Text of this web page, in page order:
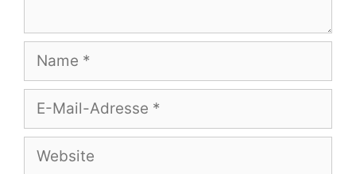
Name
E-
Mail-
Adresse
Website